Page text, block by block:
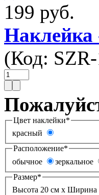
199 руб.
Наклейка
(Код:
Цвет наклейки*
красный
Расположение*
обычное
зеркальное
Размер*
Высота 20 см х Ширина